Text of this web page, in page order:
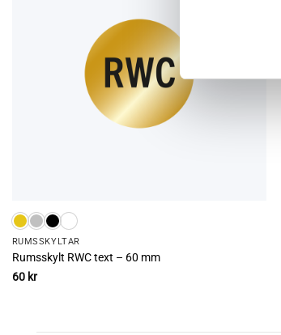
RUMS­SKYLTAR
Rumsskylt RWC text – 60 mm
60 kr